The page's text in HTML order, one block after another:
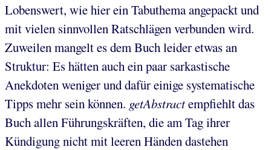
Lobenswert, wie hier ein Tabuthema angepackt und
mit vielen sinnvollen Ratschlägen verbunden wird.
Zuweilen mangelt es dem Buch leider etwas an
Struktur: Es hätten auch ein paar sarkastische
Anekdoten weniger und dafür einige systematische
Tipps mehr sein können. getAbstractempfiehlt das
Buch allen Führungskräften, die am Tag ihrer
Kündigung nicht mit leeren Händen dastehen